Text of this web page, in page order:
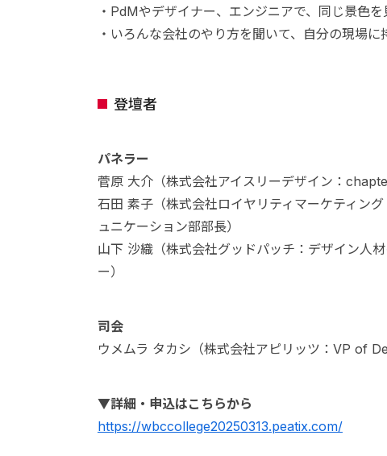
・PdMやデザイナー、エンジニアで、同じ景色
・いろんな会社のやり方を聞いて、自分の現場に
登壇者
パネラー
菅原 大介（株式会社アイスリーデザイン：
石田 素子（株式会社ロイヤリティマーケティン
ュニケーション部部長）
山下 沙織（株式会社グッドパッチ：デザイン
ー）
司会
ウメムラ タカシ（株式会社アピリッツ：VP of
▼詳細・申込はこちらから
https://wbccollege20250313.peatix.com/